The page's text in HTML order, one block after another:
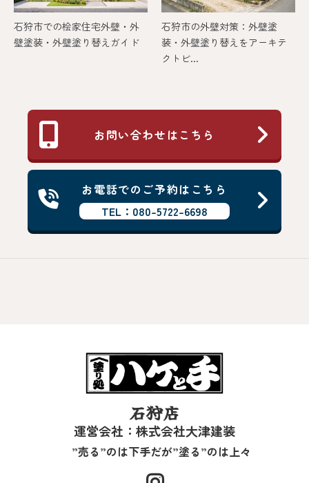
石狩市での桧家住宅外壁・外
壁塗装・外壁塗り替えガイド
石狩市の外壁対策：外壁塗
装・外壁塗り替えをアーキテ
クトビ...
お問い合わせはこちら
お電話でのご予約はこちら
TEL：080-5722-6698
石狩店
運営会社：株式会社大津建装
”売る”のは下手だが”塗る”のは上々